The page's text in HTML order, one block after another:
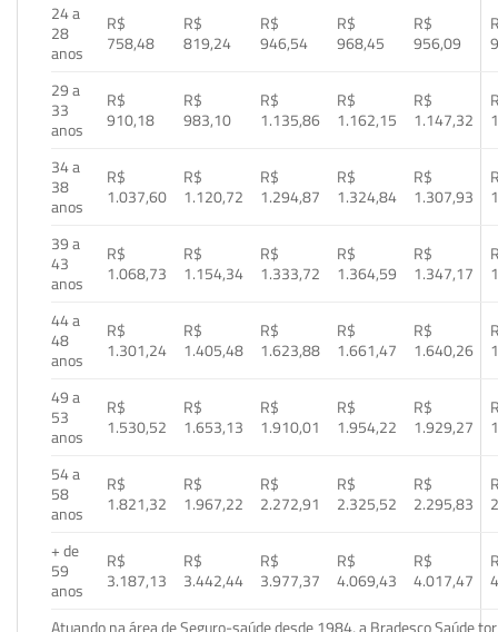
24 a
28
anos
R$
758,48
R$
819,24
R$
946,54
R$
968,45
R$
956,09
29 a
33
anos
R$
910,18
R$
983,10
R$
1.135,86
R$
1.162,15
R$
1.147,32
34 a
38
anos
R$
1.037,60
R$
1.120,72
R$
1.294,87
R$
1.324,84
R$
1.307,93
39 a
43
anos
R$
1.068,73
R$
1.154,34
R$
1.333,72
R$
1.364,59
R$
1.347,17
44 a
48
anos
R$
1.301,24
R$
1.405,48
R$
1.623,88
R$
1.661,47
R$
1.640,26
49 a
53
anos
R$
1.530,52
R$
1.653,13
R$
1.910,01
R$
1.954,22
R$
1.929,27
54 a
58
anos
R$
1.821,32
R$
1.967,22
R$
2.272,91
R$
2.325,52
R$
2.295,83
+ de
59
anos
R$
3.187,13
R$
3.442,44
R$
3.977,37
R$
4.069,43
R$
4.017,47